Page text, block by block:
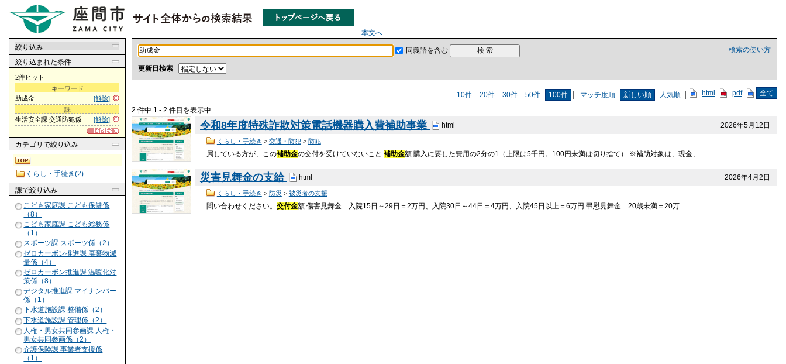
本文へ
絞り込み
絞り込まれた条件
2件ヒット
キーワード
[解除]
助成金
課
[解除]
生活安全課 交通防犯係
カテゴリ で絞り込み
くらし・手続き(2)
課で絞り込み
こども家庭課 こども保健係
（8）
こども家庭課 こども総務係
（1）
スポーツ課 スポーツ係（2）
ゼロカーボン推進課 廃棄物減
量係（4）
ゼロカーボン推進課 温暖化対
策係（8）
デジタル推進課 マイナンバー
係（1）
下水道施設課 整備係（2）
下水道施設課 管理係（2）
人権・男女共同参画課 人権・
男女共同参画係（2）
介護保険課 事業者支援係
（1）
検索の使い方
同義語を含む
更新日検索
10件 20件 30件 50件 100件 マッチ度順 新しい順 人気順 html pdf 全て
2 件中 1 - 2 件目を表示中
2026年5月12日
令和8年度特殊詐欺対策電話機器購入費補助事業 html
くらし・手続き > 交通・防犯> 防犯
属している方が、この補助金の交付を受けていないこと補助金額 購入に要した費用の2分の1（上限は5千円。100円未満は切り捨て） ※補助対象は、現金、…
2026年4月2日
災害見舞金の支給 html
くらし・手続き > 防災 > 被災者の支援
問い合わせください。交付金額 傷害見舞金 入院15日～29日＝2万円、入院30日～44日＝4万円、入院45日以上＝6万円 弔慰見舞金 20歳未満＝20万…